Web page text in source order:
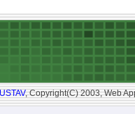
, Copyright(C) 2003, Web